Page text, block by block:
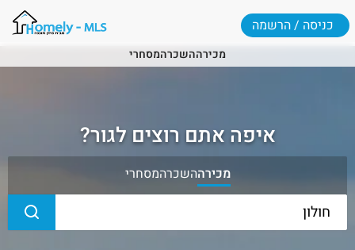
מכירההשכרהמסחרי
כניסה / הרשמה
איפה אתם רוצים לגור?
מכירההשכרהמסחרי